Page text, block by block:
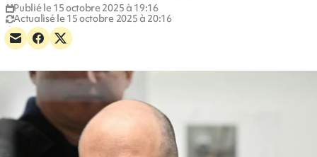
Publié le 15 octobre 2025 à 19:16
Actualisé le 15 octobre 2025 à 20:16